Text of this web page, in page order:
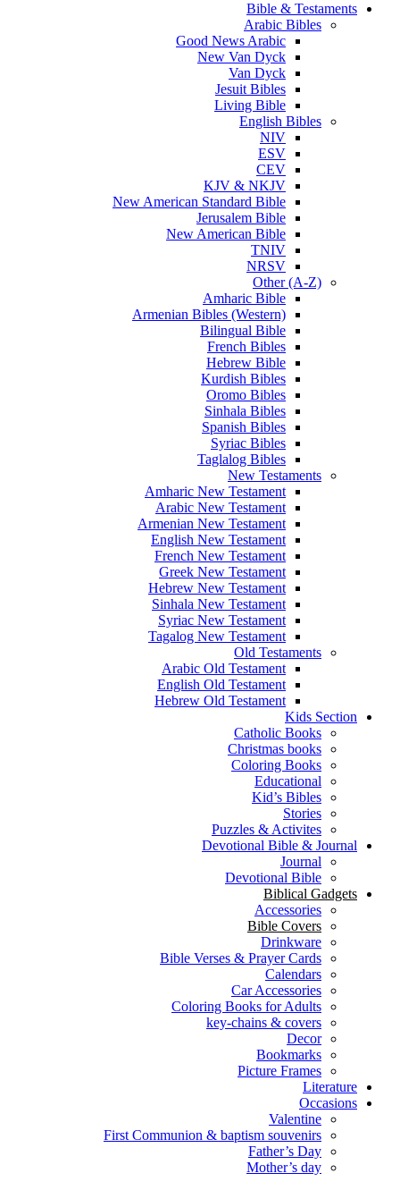
Bible & Testaments
Arabic Bibles
Good News Arabic
New Van Dyck
Van Dyck
Jesuit Bibles
Living Bible
English Bibles
NIV
ESV
CEV
KJV & NKJV
New American Standard Bible
Jerusalem Bible
New American Bible
TNIV
NRSV
Other (A-Z)
Amharic Bible
Armenian Bibles (Western)
Bilingual Bible
French Bibles
Hebrew Bible
Kurdish Bibles
Oromo Bibles
Sinhala Bibles
Spanish Bibles
Syriac Bibles
Taglalog Bibles
New Testaments
Amharic New Testament
Arabic New Testament
Armenian New Testament
English New Testament
French New Testament
Greek New Testament
Hebrew New Testament
Sinhala New Testament
Syriac New Testament
Tagalog New Testament
Old Testaments
Arabic Old Testament
English Old Testament
Hebrew Old Testament
Kids Section
Catholic Books
Christmas books
Coloring Books
Educational
Kid’s Bibles
Stories
Puzzles & Activites
Devotional Bible & Journal
Journal
Devotional Bible
Biblical Gadgets
Accessories
Bible Covers
Drinkware
Bible Verses & Prayer Cards
Calendars
Car Accessories
Coloring Books for Adults
key-chains & covers
Decor
Bookmarks
Picture Frames
Literature
Occasions
Valentine
First Communion & baptism souvenirs
Father’s Day
Mother’s day